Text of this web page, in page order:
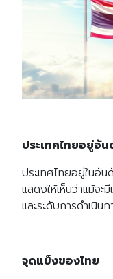
ประเทศไทยอยู่อัน
ประเทศไทยอยู่ในอั
แสดงให้เห็นว่าแม้จ
และระดับการดำเนิ
จุดแข็งของไทย